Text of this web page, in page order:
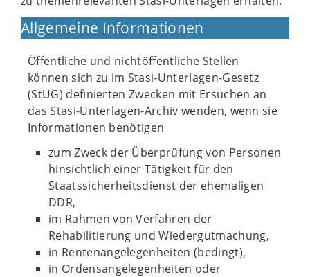
Allgemeine Informationen
Öffentliche und nichtöffentliche Stellen
können sich zu im Stasi-Unterlagen-Gesetz
(StUG) definierten Zwecken mit Ersuchen an
das Stasi-Unterlagen-Archiv wenden, wenn sie
Informationen benötigen
zum Zweck der Überprüfung von Personen
hinsichtlich einer Tätigkeit für den
Staatssicherheitsdienst der ehemaligen
DDR,
im Rahmen von Verfahren der
Rehabilitierung und Wiedergutmachung,
in Rentenangelegenheiten (bedingt),
in Ordensangelegenheiten oder